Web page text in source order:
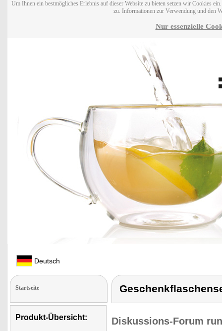
Um Ihnen ein bestmögliches Erlebnis auf dieser Website zu bieten setzen wir Cookies
zu. Informationen zur Verwendung und den
Nur essenzielle
Deutsch
Startseite
Produkt-Übersicht: Diskussions-Forum